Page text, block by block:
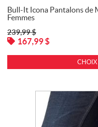
Bull-It Icona Pantalons de
Femmes
239,99$
167,99 $
CHOIX